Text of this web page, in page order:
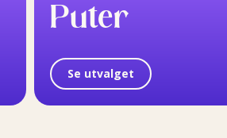
Puter
Se utvalget